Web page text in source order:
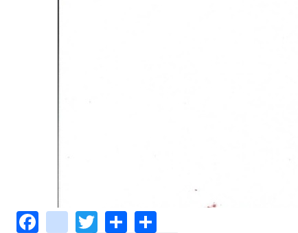
Facebook
youtube
Twitter
Share